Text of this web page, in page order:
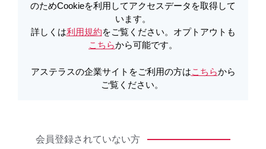
各種コード情報
製品に関するお問い合
わせ
本製品に関する注目コ
製品Q&A
のためCookieを利用してアクセスデータを取得して
います。
詳しくは利用規約をご覧ください。オプトアウトも
こちらから可能です。
アステラスの企業サイトをご利用の方はこちらから
ご覧ください。
会員登録されていない方